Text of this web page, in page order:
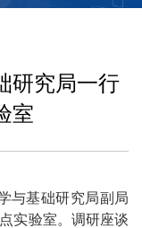
研究局一行
室
与基础研究局副局
实验室。调研座谈